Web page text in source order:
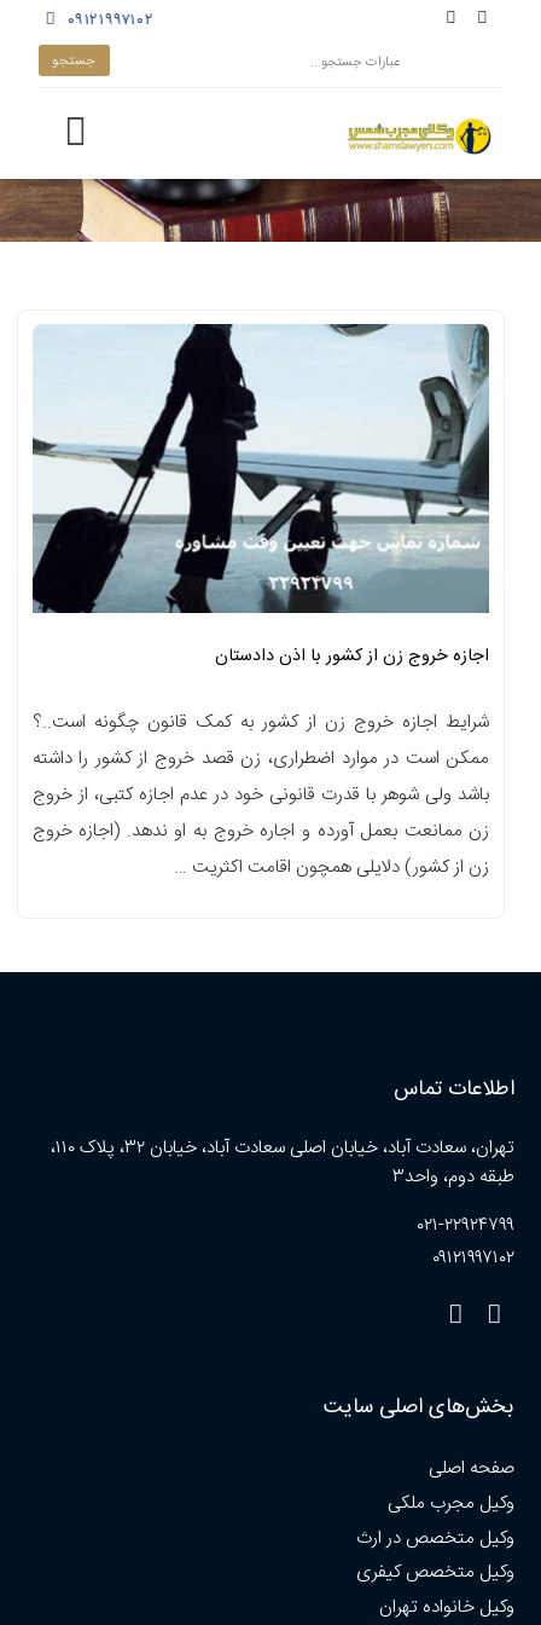
۰۹۱۲۱۹۹۷۱۰۲
اجازه خروج زن از کشور با اذن دادستان
شرایط اجازه خروج زن از کشور به کمک قانون چگونه است..؟
ممکن است در موارد اضطراری، زن قصد خروج از کشور را داشته
باشد ولی شوهر با قدرت قانونی خود در عدم اجازه کتبی، از خروج
زن ممانعت بعمل آورده و اجاره خروج به او ندهد. (اجازه خروج
زن از کشور) دلایلی همچون اقامت اکثریت …
اطلاعات تماس
تهران، سعادت آباد، خیابان اصلی سعادت آباد، خیابان ۳۲، پلاک ۱۱۰،
طبقه دوم، واحد۳
۰۲۱-۲۲۹۲۴۷۹۹
۰۹۱۲۱۹۹۷۱۰۲
بخش‌های اصلی سایت
صفحه اصلی
وکیل مجرب ملکی
وکیل متخصص در ارث
وکیل متخصص کیفری
وکیل خانواده تهران